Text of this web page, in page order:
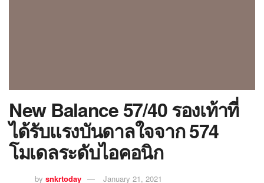
New Balance 57/40 รองเท้าที่
ได้รับแรงบันดาลใจจาก 574
โมเดลระดับไอคอนิก
by snkrtoday January 21, 2021